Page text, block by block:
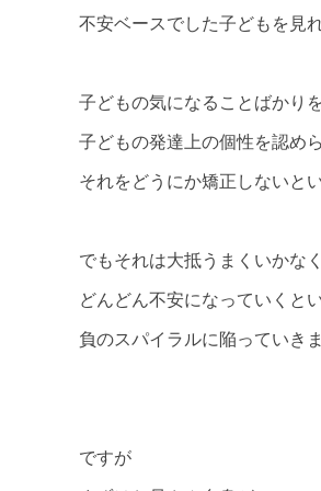
不安ベースでした子どもを見
子どもの気になることばかり
子どもの発達上の個性を認め
それをどうにか矯正しないと
でもそれは大抵うまくいかな
どんどん不安になっていくと
負のスパイラルに陥っていきま
ですが